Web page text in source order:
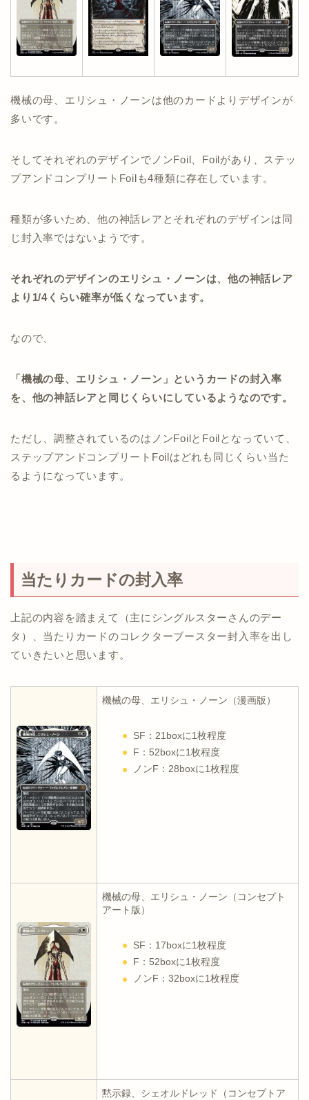
機械の母、エリシュ・ノーンは他のカードよりデザインが
多いです。
そしてそれぞれのデザインでノンFoil、Foilがあり、ステッ
プアンドコンプリートFoilも4種類に存在しています。
種類が多いため、他の神話レアとそれぞれのデザインは同
じ封入率ではないようです。
それぞれのデザインのエリシュ・ノーンは、他の神話レア
より1/4くらい確率が低くなっています。
なので、
「機械の母、エリシュ・ノーン」というカードの封入率
を、他の神話レアと同じくらいにしているようなのです。
ただし、調整されているのはノンFoilとFoilとなっていて、
ステップアンドコンプリートFoilはどれも同じくらい当た
るようになっています。
当たりカードの封入率
上記の内容を踏まえて（主にシングルスターさんのデー
タ）、当たりカードのコレクターブースター封入率を出し
ていきたいと思います。
機械の母、エリシュ・ノーン（漫画版）
SF：21boxに1枚程度
F：52boxに1枚程度
ノンF：28boxに1枚程度
機械の母、エリシュ・ノーン（コンセプト
アート版）
SF：17boxに1枚程度
F：52boxに1枚程度
ノンF：32boxに1枚程度
黙示録、シェオルドレッド（コンセプトア